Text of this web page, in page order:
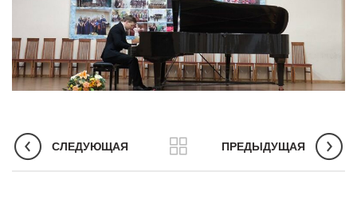
СЛЕДУЮЩАЯ ПРЕДЫДУЩАЯ